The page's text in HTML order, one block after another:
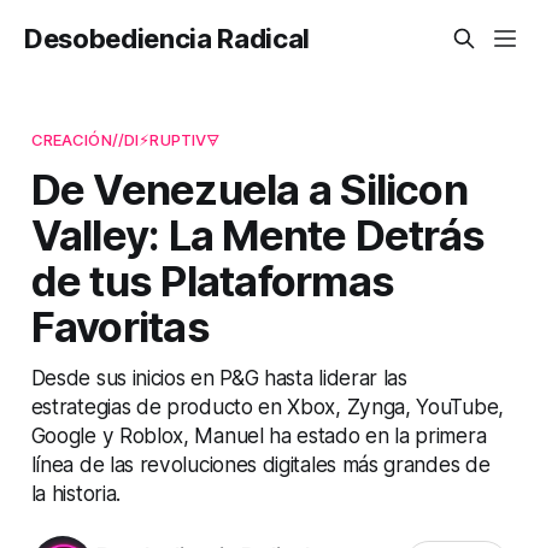
Desobediencia Radical
CREACIÓN//DI⚡︎RUPTIV🜃
De Venezuela a Silicon
Valley: La Mente Detrás
de tus Plataformas
Favoritas
Desde sus inicios en P&G hasta liderar las
estrategias de producto en Xbox, Zynga, YouTube,
Google y Roblox, Manuel ha estado en la primera
línea de las revoluciones digitales más grandes de
la historia.